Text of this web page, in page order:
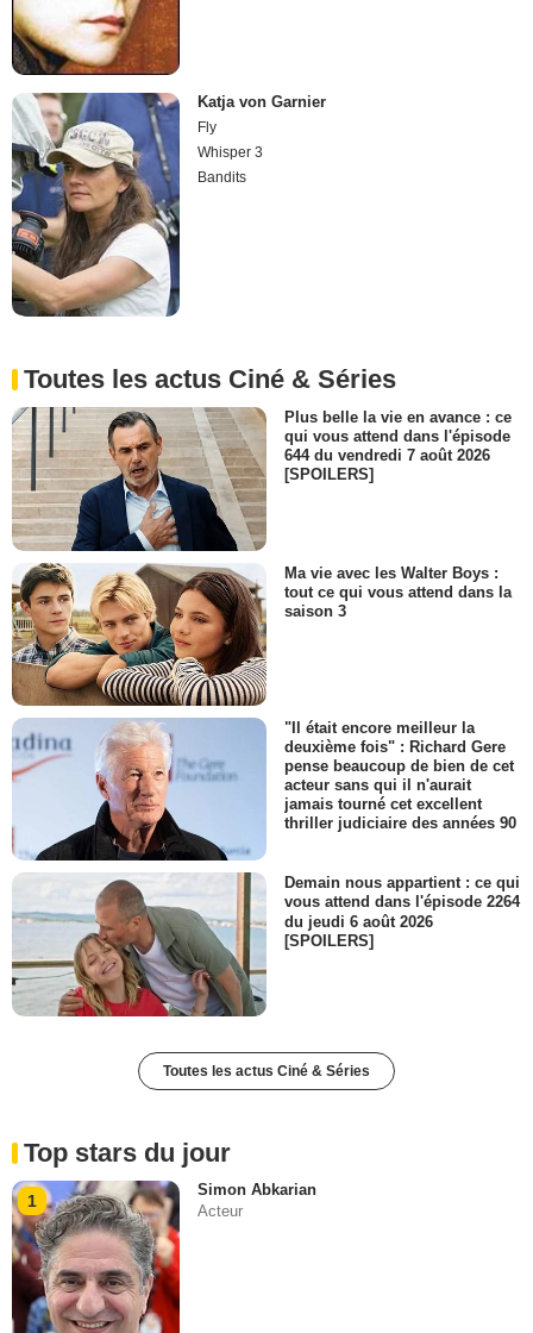
Katja von Garnier
Fly
Whisper 3
Bandits
Toutes les actus Ciné & Séries
Plus belle la vie en avance : ce
qui vous attend dans l'épisode
644 du vendredi 7 août 2026
[SPOILERS]
Ma vie avec les Walter Boys :
tout ce qui vous attend dans la
saison 3
"Il était encore meilleur la
deuxième fois" : Richard Gere
pense beaucoup de bien de cet
acteur sans qui il n'aurait
jamais tourné cet excellent
thriller judiciaire des années 90
Demain nous appartient : ce qui
vous attend dans l'épisode 2264
du jeudi 6 août 2026
[SPOILERS]
Toutes les actus Ciné & Séries
Top stars du jour
1
Simon Abkarian
Acteur